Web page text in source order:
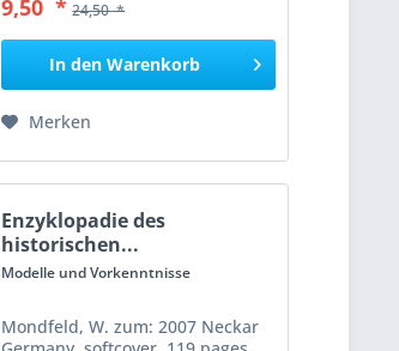
presents a selection of
historically...
9,50 * 24,50 *
In den Warenkorb
Merken
Enzyklopadie des
historischen...
Modelle und Vorkenntnisse
Mondfeld, W. zum: 2007 Neckar